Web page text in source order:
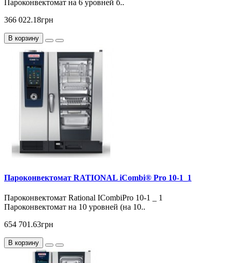
Пароконвектомат на 6 уровней б..
366 022.18грн
В корзину
Пароконвектомат RATIONAL iCombi® Pro 10-1_1
Пароконвектомат Rational ICombiPro 10-1 _ 1
Пароконвектомат на 10 уровней (на 10..
654 701.63грн
В корзину